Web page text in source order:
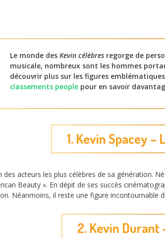
Le monde des Kevin célèbres regorge de
musicale, nombreux sont les hommes
découvrir plus sur les figures
classements people pour en savoir
1. Kevin Spacey –
des acteurs les plus célèbres de sa génération.
Beauty ». En dépit de ses succès
Néanmoins, il reste une figure incontournable
2. Kevin Durant